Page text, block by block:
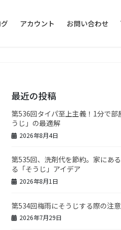
アカウント お問い合わせ
最近の投稿
第536回タイパ至上主義！1分で部
うじ」の最適解
2026年8月4日
第535回、洗剤代を節約。家にあ
る「そうじ」アイデア
2026年8月1日
第534回梅雨にそうじする際の注
2026年7月29日